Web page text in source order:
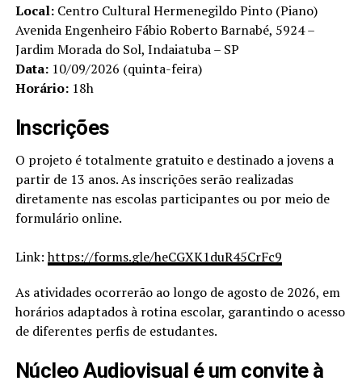
Local:Centro Cultural Hermenegildo Pinto (Piano)
Avenida Engenheiro Fábio Roberto Barnabé, 5924 –
Jardim Morada do Sol, Indaiatuba – SP
Data:10/09/2026 (quinta-feira)
Horário:18h
Inscrições
O projeto é totalmente gratuito e destinado a jovens a
partir de 13 anos. As inscrições serão realizadas
diretamente nas escolas participantes ou por meio de
formulário online.
Link:https://forms.gle/heCGXK1duR45CrFc9
As atividades ocorrerão ao longo de agosto de 2026, em
horários adaptados à rotina escolar, garantindo o acesso
de diferentes perfis de estudantes.
Núcleo Audiovisual é um convite à